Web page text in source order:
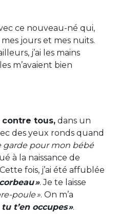
ce nouveau-né qui,
jours et mes nuits.
j’ai les mains
m’avaient bien
contre tous, dans un
des yeux ronds quand
garde pour mon bébé
à la naissance de
fois, j’ai été affublée
». Je te laisse
poule ». On m’a
t’en occupes ».